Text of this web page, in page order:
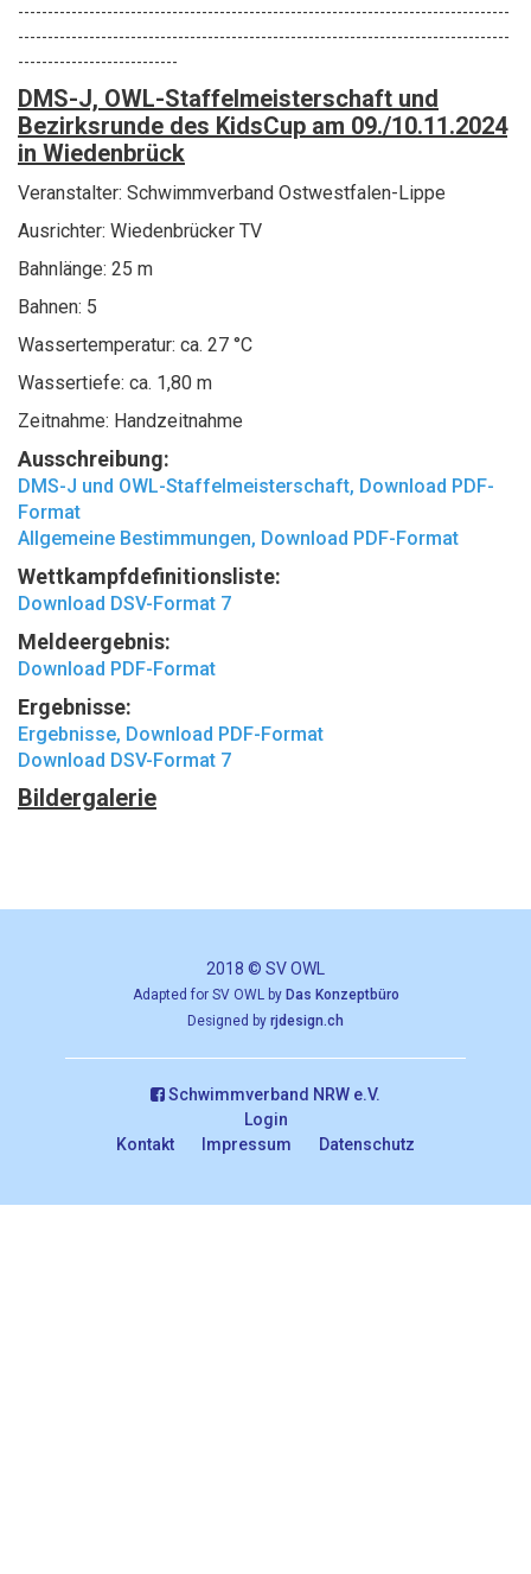
-----------------------------------------------------------------------------------
-----------------------------------------------------------------------------------
---------------------------
DMS-J, OWL-Staffelmeisterschaft und
Bezirksrunde des KidsCup am 09./10.11.2024
in Wiedenbrück
Veranstalter: Schwimmverband Ostwestfalen-Lippe
Ausrichter: Wiedenbrücker TV
Bahnlänge: 25 m
Bahnen: 5
Wassertemperatur: ca. 27 °C
Wassertiefe: ca. 1,80 m
Zeitnahme: Handzeitnahme
Ausschreibung:
DMS-J und OWL-Staffelmeisterschaft, Download PDF-
Format
Allgemeine Bestimmungen, Download PDF-Format
Wettkampfdefinitionsliste:
Download DSV-Format 7
Meldeergebnis:
Download PDF-Format
Ergebnisse:
Ergebnisse, Download PDF-Format
Download DSV-Format 7
Bildergalerie
2018 © SV OWL
Adapted for SV OWL by Das Konzeptbüro
Designed by rjdesign.ch
Schwimmverband NRW e.V.
Login
Kontakt
Impressum Datenschutz